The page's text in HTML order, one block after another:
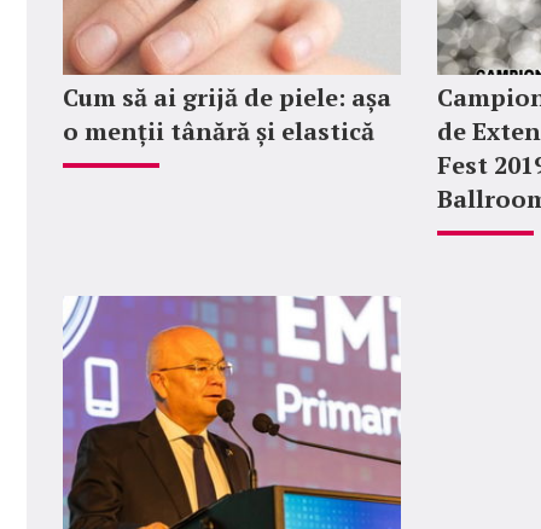
Cum să ai grijă de piele: așa
o menții tânără și elastică
de
Fest